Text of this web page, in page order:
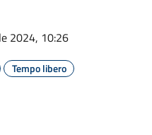
2024, 10:26
Tempo libero